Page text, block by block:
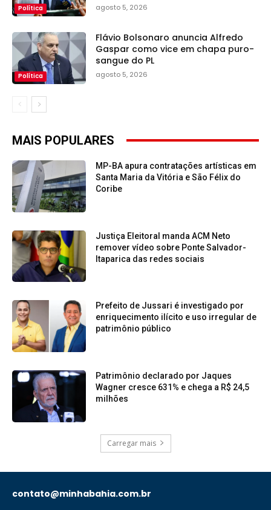
Política agosto 5, 2026
Política
Flávio Bolsonaro anuncia Alfredo
Gaspar como vice em chapa puro-
sangue do PL
agosto 5, 2026
MAIS POPULARES
MP-BA apura contratações artísticas em
Santa Maria da Vitória e São Félix do
Coribe
Justiça Eleitoral manda ACM Neto
remover vídeo sobre Ponte Salvador-
Itaparica das redes sociais
Prefeito de Jussari é investigado por
enriquecimento ilícito e uso irregular de
patrimônio público
Patrimônio declarado por Jaques
Wagner cresce 631% e chega a R$ 24,5
milhões
Carregar mais
contato@minhabahia.com.br